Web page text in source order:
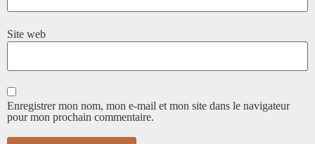
Site web
Enregistrer mon nom, mon e-mail et mon site dans le navigateur
pour mon prochain commentaire.